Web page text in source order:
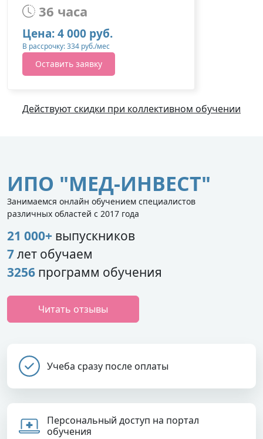
36 часа
Цена: 4 000 руб.
В рассрочку: 334 руб./мес
Оставить заявку
Действуют скидки при коллективном обучении
ИПО "МЕД-ИНВЕСТ"
Занимаемся онлайн обучением специалистов
различных областей с 2017 года
21 000+ выпускников
7лет обучаем
3256 программ обучения
Читать отзывы
Учеба сразу после оплаты
Персональный доступ на портал
обучения